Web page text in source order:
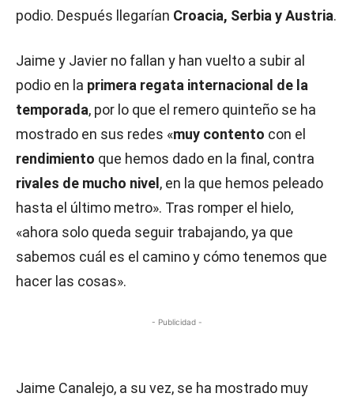
podio. Después llegarían Croacia, Serbia y Austria.
Jaime y Javier no fallan y han vuelto a subir al
podio en la primera regata internacional de la
temporada, por lo que el remero quinteño se ha
mostrado en sus redes «muy contento con el
rendimiento que hemos dado en la final, contra
rivales de mucho nivel, en la que hemos peleado
hasta el último metro». Tras romper el hielo,
«ahora solo queda seguir trabajando, ya que
sabemos cuál es el camino y cómo tenemos que
hacer las cosas».
- Publicidad -
Jaime Canalejo, a su vez, se ha mostrado muy